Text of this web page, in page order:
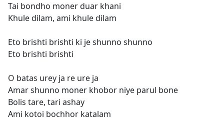
Tai bondho moner duar khani
Khule dilam, ami khule dilam
Eto brishti brishti ki je shunno shunno
Eto brishti brishti
O batas urey ja re ure ja
Amar shunno moner khobor niye parul bone
Bolis tare, tari ashay
Ami kotoi bochhor katalam